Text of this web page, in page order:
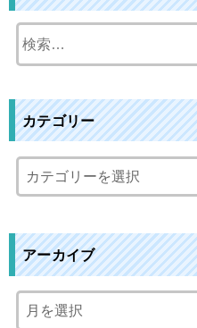
カテゴリー
アーカイブ